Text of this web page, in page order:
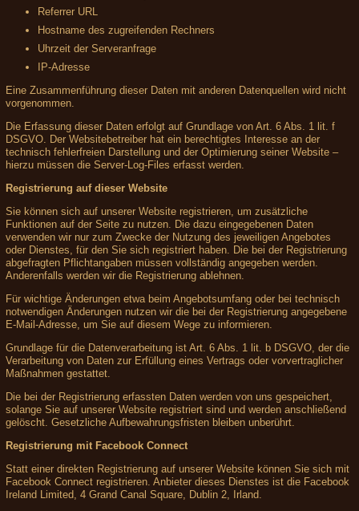
Referrer URL
Hostname des zugreifenden Rechners
Uhrzeit der Serveranfrage
IP-Adresse
Eine Zusammenführung dieser Daten mit anderen Datenquellen wird nicht
vorgenommen.
Die Erfassung dieser Daten erfolgt auf Grundlage von Art. 6 Abs. 1 lit. f
DSGVO. Der Websitebetreiber hat ein berechtigtes Interesse an der
technisch fehlerfreien Darstellung und der Optimierung seiner Website –
hierzu müssen die Server-Log-Files erfasst werden.
Registrierung auf dieser Website
Sie können sich auf unserer Website registrieren, um zusätzliche
Funktionen auf der Seite zu nutzen. Die dazu eingegebenen Daten
verwenden wir nur zum Zwecke der Nutzung des jeweiligen Angebotes
oder Dienstes, für den Sie sich registriert haben. Die bei der Registrierung
abgefragten Pflichtangaben müssen vollständig angegeben werden.
Anderenfalls werden wir die Registrierung ablehnen.
Für wichtige Änderungen etwa beim Angebotsumfang oder bei technisch
notwendigen Änderungen nutzen wir die bei der Registrierung angegebene
E-Mail-Adresse, um Sie auf diesem Wege zu informieren.
Grundlage für die Datenverarbeitung ist Art. 6 Abs. 1 lit. b DSGVO, der die
Verarbeitung von Daten zur Erfüllung eines Vertrags oder vorvertraglicher
Maßnahmen gestattet.
Die bei der Registrierung erfassten Daten werden von uns gespeichert,
solange Sie auf unserer Website registriert sind und werden anschließend
gelöscht. Gesetzliche Aufbewahrungsfristen bleiben unberührt.
Registrierung mit Facebook Connect
Statt einer direkten Registrierung auf unserer Website können Sie sich mit
Facebook Connect registrieren. Anbieter dieses Dienstes ist die Facebook
Ireland Limited, 4 Grand Canal Square, Dublin 2, Irland.